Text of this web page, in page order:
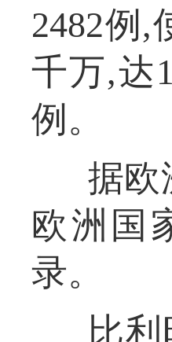
2482例
千万,达
例。
据欧
欧洲国
录。
比